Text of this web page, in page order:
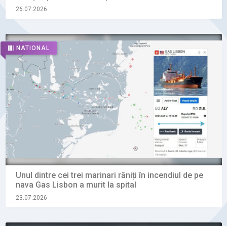
26.07.2026
NATIONAL
Unul dintre cei trei marinari răniți în incendiul de pe
nava Gas Lisbon a murit la spital
23.07.2026